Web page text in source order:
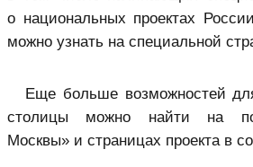
о национальных проектах
можно узнать на специальной
Еще больше возможностей
столицы можно найти на
Москвы» и страницах проекта в